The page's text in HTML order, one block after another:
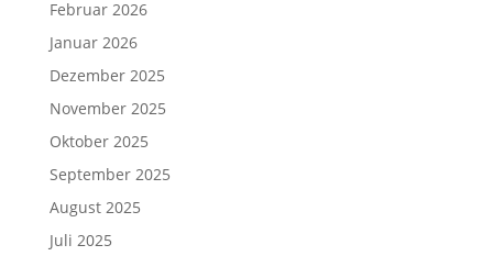
Februar 2026
Januar 2026
Dezember 2025
November 2025
Oktober 2025
September 2025
August 2025
Juli 2025